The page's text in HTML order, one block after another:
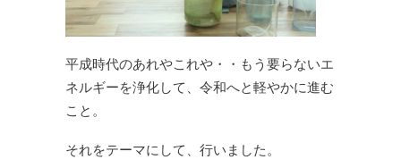
平成時代のあれやこれや ・・もう要らないエ
ネルギーを浄化して、 令和へと軽やかに進む
こと。
それをテーマにして、行いました。